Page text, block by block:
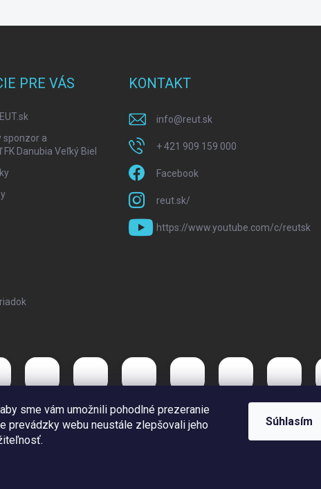
sme vám umožnili pohodlné prezeranie
prevádzky webu neustále zlepšovali jeho
Súhlasím
PRE VÁS
sponzor a
Danubia Veľký Biel
KONTAKT
info@reut.sk
+ 421 909 159 000
Facebook
reut.sk/
https://www.youtube.com/c/reutsk